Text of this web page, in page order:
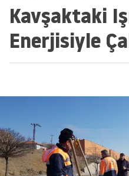
Kavşaktaki
Enerjisiyle